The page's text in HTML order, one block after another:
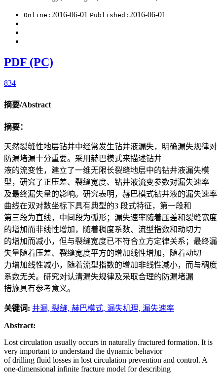
Online: 2016-06-01 Published: 2016-06-01
PDF (PC)
834
摘要/Abstract
摘要：
天然裂缝性地层钻井中经常发生钻井液漏失，明确漏失规律对
防漏堵漏十分重要。采用赫巴模式来描述钻井
液的流变性，建立了一维无限长裂缝地层中的钻井液漏失模
型，研究了正压差、裂缝宽度、钻井液流变参数对漏失速率
及最终漏失量的影响。研究表明，赫巴模式钻井液的漏失速率
曲线在双对数坐标下具有典型的3 段式特征，第一段和
第三段为直线，中间段为弧形；漏失速率随着压差和裂缝宽度
的增加而非线性增加，随着稠度系数、流型指数和动切力
的增加而减小，但与裂缝宽度已不符合立方定律关系；最终漏
失量随着压差、裂缝宽度平方的增加线性增加，随着动切
力增加线性减小，随着流型指数的增加非线性减小，而与稠度
系数无关。研究对认清漏失规律及采取合理的防漏堵漏
措施具有参考意义。
关键词: 井漏, 裂缝, 赫巴模式, 漏失机理, 漏失速率
Abstract:
Lost circulation usually occurs in naturally fractured formation. It is
very important to understand the dynamic behavior
of drilling fluid losses in lost circulation prevention and control. A
one-dimensional infinite fracture model for describing